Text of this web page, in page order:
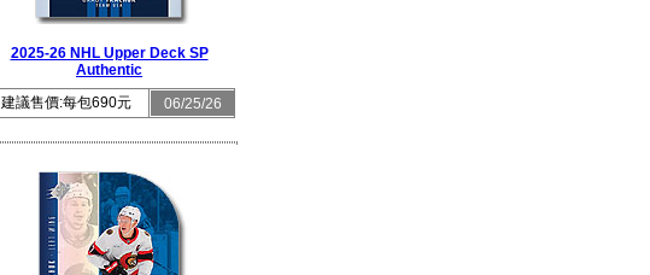
2025-26 NHL Upper Deck SP
Authentic
建議售價:每包690元
06/25/26